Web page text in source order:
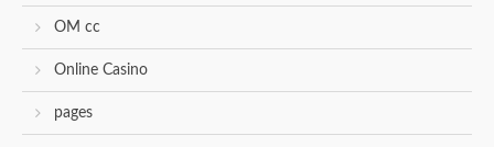
OM cc
Online Casino
pages